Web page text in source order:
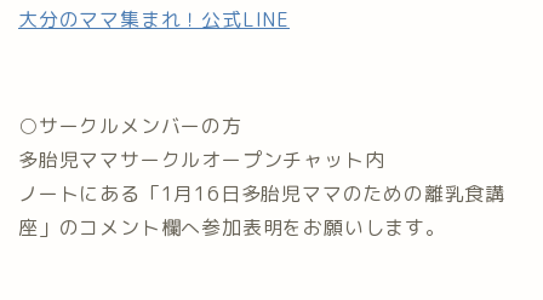
大分のママ集まれ！公式LINE
○サークルメンバーの方
多胎児ママサークルオープンチャット内
ノートにある「1月16日多胎児ママのための離乳食講
座」のコメント欄へ参加表明をお願いします。